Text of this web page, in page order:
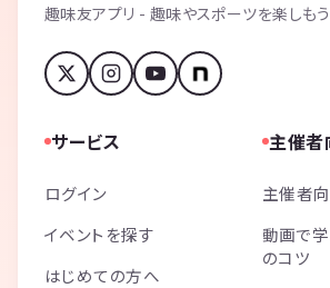
趣味友アプリ - 趣味やスポーツを楽しもう
サービス
ログイン
イベントを探す
はじめての方へ
主催者
主催者
動画で
のコツ